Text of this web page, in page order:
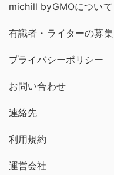
michill byGMOについて
有識者・ライターの募集
プライバシーポリシー
お問い合わせ
連絡先
利用規約
運営会社